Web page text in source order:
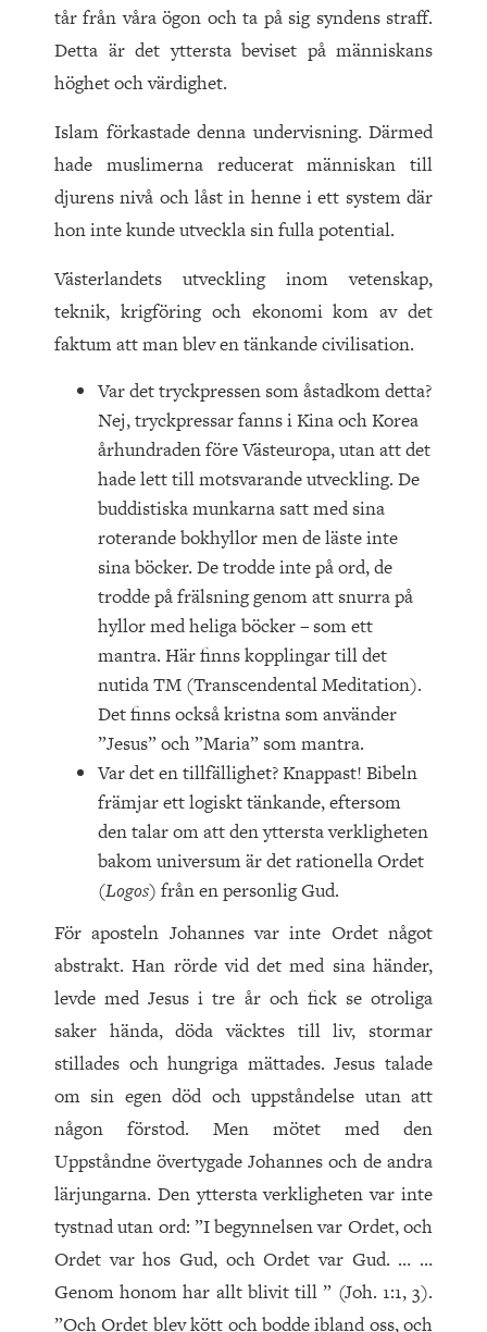
tår från våra ögon och ta på sig syndens straff.
Detta är det yttersta beviset på människans
höghet och värdighet.
Islam förkastade denna undervisning. Därmed
hade muslimerna reducerat människan till
djurens nivå och låst in henne i ett system där
hon inte kunde utveckla sin fulla potential.
Västerlandets utveckling inom vetenskap,
teknik, krigföring och ekonomi kom av det
faktum att man blev en tänkande civilisation.
Var det tryckpressen som åstadkom detta?
Nej, tryckpressar fanns i Kina och Korea
århundraden före Västeuropa, utan att det
hade lett till motsvarande utveckling. De
buddistiska munkarna satt med sina
roterande bokhyllor men de läste inte
sina böcker. De trodde inte på ord, de
trodde på frälsning genom att snurra på
hyllor med heliga böcker – som ett
mantra. Här finns kopplingar till det
nutida TM (Transcendental Meditation).
Det finns också kristna som använder
”Jesus” och ”Maria” som mantra.
Var det en tillfällighet? Knappast! Bibeln
främjar ett logiskt tänkande, eftersom
den talar om att den yttersta verkligheten
bakom universum är det rationella Ordet
(Logos) från en personlig Gud.
För aposteln Johannes var inte Ordet något
abstrakt. Han rörde vid det med sina händer,
levde med Jesus i tre år och fick se otroliga
saker hända, döda väcktes till liv, stormar
stillades och hungriga mättades. Jesus talade
om sin egen död och uppståndelse utan att
någon förstod. Men mötet med den
Uppståndne övertygade Johannes och de andra
lärjungarna. Den yttersta verkligheten var inte
tystnad utan ord: ”I begynnelsen var Ordet, och
Ordet var hos Gud, och Ordet var Gud. … …
Genom honom har allt blivit till ” (Joh. 1:1,3).
”Och Ordet blev kött och bodde ibland oss, och